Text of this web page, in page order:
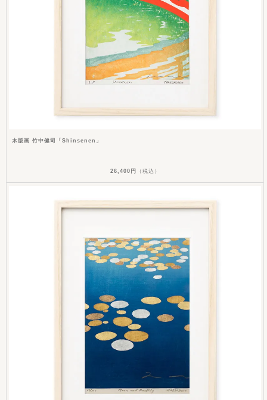
木版画 竹中健司「Shinsenen」
26,400円 （税込）